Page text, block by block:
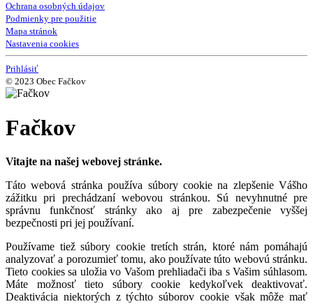
Ochrana osobných údajov
Podmienky pre použitie
Mapa stránok
Nastavenia cookies
Prihlásiť
© 2023 Obec Fačkov
Fačkov
Vitajte na našej webovej stránke.
Táto webová stránka používa súbory cookie na zlepšenie Vášho
zážitku pri prechádzaní webovou stránkou. Sú nevyhnutné pre
správnu funkčnosť stránky ako aj pre zabezpečenie vyššej
bezpečnosti pri jej používaní.
Používame tiež súbory cookie tretích strán, ktoré nám pomáhajú
analyzovať a porozumieť tomu, ako používate túto webovú stránku.
Tieto cookies sa uložia vo Vašom prehliadači iba s Vašim súhlasom.
Máte možnosť tieto súbory cookie kedykoľvek deaktivovať.
Deaktivácia niektorých z týchto súborov cookie však môže mať